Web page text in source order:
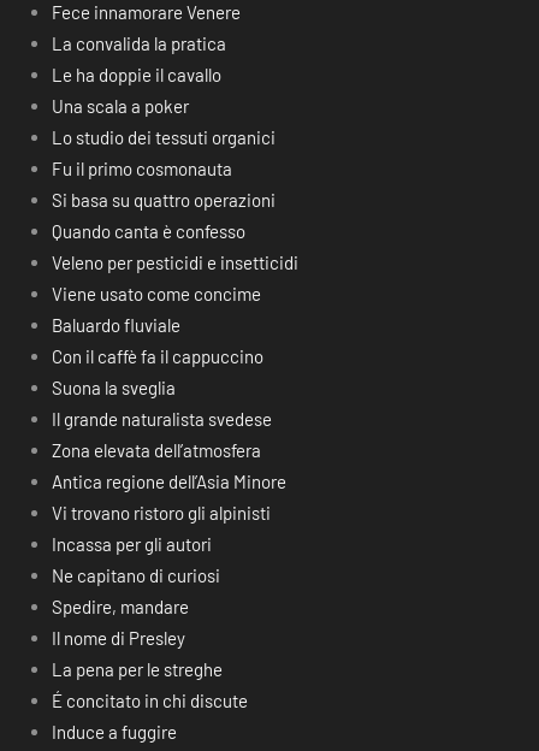
Fece innamorare Venere
La convalida la pratica
Le ha doppie il cavallo
Una scala a poker
Lo studio dei tessuti organici
Fu il primo cosmonauta
Si basa su quattro operazioni
Quando canta è confesso
Veleno per pesticidi e insetticidi
Viene usato come concime
Baluardo fluviale
Con il caffè fa il cappuccino
Suona la sveglia
Il grande naturalista svedese
Zona elevata dell’atmosfera
Antica regione dell’Asia Minore
Vi trovano ristoro gli alpinisti
Incassa per gli autori
Ne capitano di curiosi
Spedire, mandare
Il nome di Presley
La pena per le streghe
É concitato in chi discute
Induce a fuggire